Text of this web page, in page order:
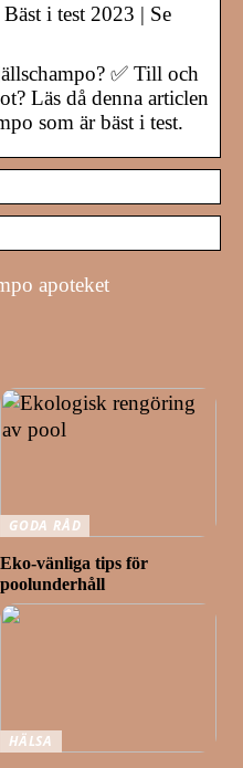
i test 2023 | Se
✅ Till och
Läs då denna articlen
som är bäst i test.
apoteket
GODA RÅD
Eko-vänliga tips för
poolunderhåll
HÄLSA